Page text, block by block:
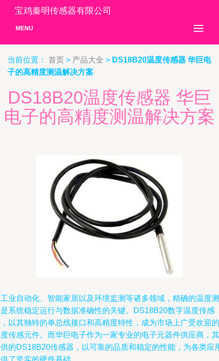
宝鸡秦明传感器有限公司
MENU
当前位置： 首页 > 产品大全 > DS18B20温度传感器 华巨电
子的高精度测温解决方案
DS18B20温度传感器 华巨
电子的高精度测温解决方案
业自动化、智能家居以及环境监测等诸多领域，精确的温度测
系统稳定运行与数据准确性的关键。DS18B20数字温度传感
以其独特的单总线接口和高精度特性，成为市场上广受欢迎的
传感元件。而华巨电子作为一家专业的电子元器件供应商，其
的DS18B20传感器，以可靠的品质和稳定的性能，为各类应
了坚实的硬件基础。